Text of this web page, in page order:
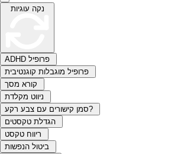
נקה עוגיות
ADHD פרופיל
פרופיל מוגבלות קוגנטיבית
קורא מסך
ניווט מקלדת
סמן קישורים עם צבע רקע?
הגדלת טקסטים
ריווח טקסט
ביטול הנפשות